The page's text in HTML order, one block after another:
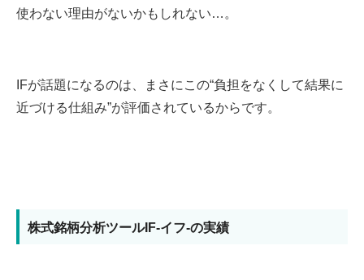
使わない理由がないかもしれない…。
IFが話題になるのは、まさにこの“負担をなくして結果に
近づける仕組み”が評価されているからです。
株式銘柄分析ツールIF-イフ-の実績